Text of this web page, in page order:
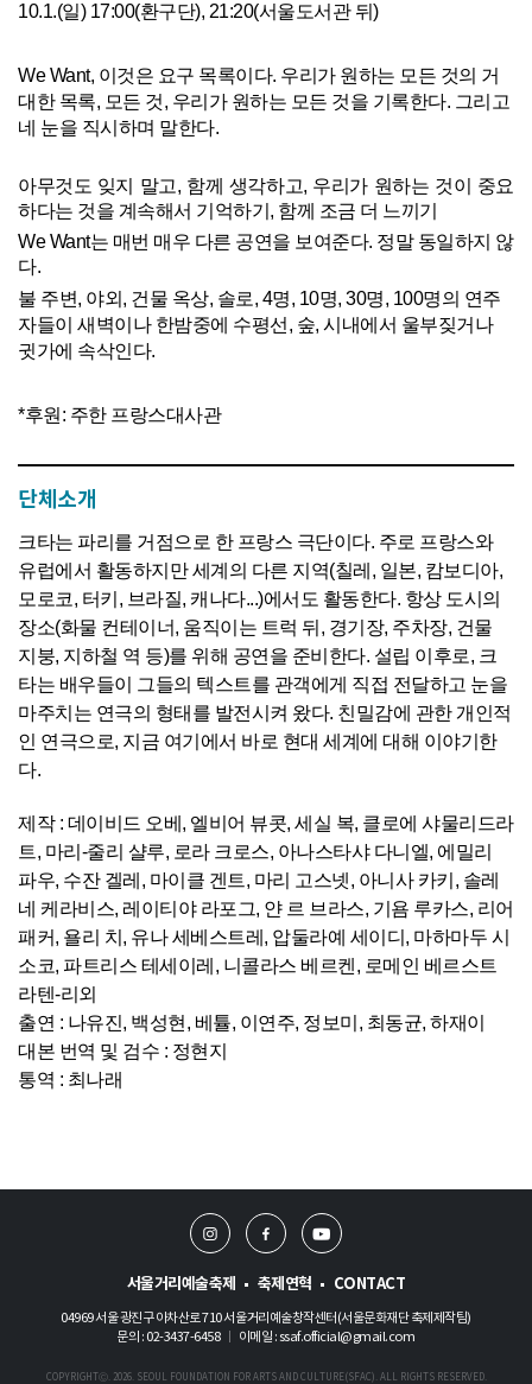
10.1.(일) 17:00(환구단), 21:20(서울도서관 뒤)
We Want, 이것은 요구 목록이다. 우리가 원하는 모든 것의 거
대한 목록, 모든 것, 우리가 원하는 모든 것을 기록한다. 그리고
네 눈을 직시하며 말한다.
아무것도 잊지 말고, 함께 생각하고, 우리가 원하는 것이 중요
하다는 것을 계속해서 기억하기, 함께 조금 더 느끼기
We Want는 매번 매우 다른 공연을 보여준다. 정말 동일하지 않
다.
불 주변, 야외, 건물 옥상, 솔로, 4명, 10명, 30명, 100명의 연주
자들이 새벽이나 한밤중에 수평선, 숲, 시내에서 울부짖거나
귓가에 속삭인다.
*후원: 주한 프랑스대사관
단체소개
크타는 파리를 거점으로 한 프랑스 극단이다. 주로 프랑스와
유럽에서 활동하지만 세계의 다른 지역(칠레, 일본, 캄보디아,
모로코, 터키, 브라질, 캐나다...)에서도 활동한다. 항상 도시의
장소(화물 컨테이너, 움직이는 트럭 뒤, 경기장, 주차장, 건물
지붕, 지하철 역 등)를 위해 공연을 준비한다. 설립 이후로, 크
타는 배우들이 그들의 텍스트를 관객에게 직접 전달하고 눈을
마주치는 연극의 형태를 발전시켜 왔다. 친밀감에 관한 개인적
인 연극으로, 지금 여기에서 바로 현대 세계에 대해 이야기한
다.
제작 : 데이비드 오베, 엘비어 뷰콧, 세실 복, 클로에 샤물리드라
트, 마리-줄리 샬루, 로라 크로스, 아나스타샤 다니엘, 에밀리
파우, 수잔 겔레, 마이클 겐트, 마리 고스넷, 아니사 카키, 솔레
네 케라비스, 레이티야 라포그, 얀 르 브라스, 기욤 루카스, 리어
패커, 욜리 치, 유나 세베스트레, 압둘라예 세이디, 마하마두 시
소코, 파트리스 테세이레, 니콜라스 베르켄, 로메인 베르스트
라텐-리외
출연 : 나유진, 백성현, 베튤, 이연주, 정보미, 최동균, 하재이
대본 번역 및 검수 : 정현지
통역 : 최나래​
서울거리예술축제 축제연혁 CONTACT
04969 서울 광진구 아차산로 710 서울거리예술창작센터(서울문화재단 축제제작팀)
문의 : 02-3437-6458
이메일 : ssaf.official@gmail.com
COPYRIGHTⒸ. 2026. SEOUL FOUNDATION FOR ARTS AND CULTURE(SFAC). ALL RIGHTS RESERVED.
인
스
타
램
페
이
스
유
튜
브